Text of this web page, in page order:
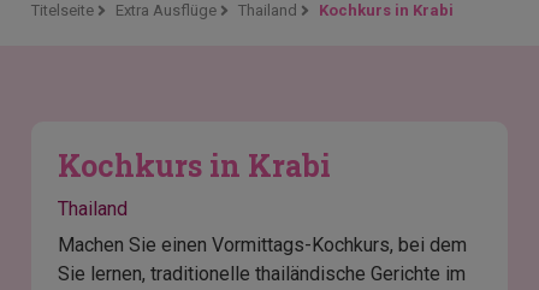
Titelseite Extra Ausflüge Thailand Kochkurs in Krabi
Kochkurs in Krabi
Thailand
Machen Sie einen Vormittags-Kochkurs, bei dem
Sie lernen, traditionelle thailändische Gerichte im